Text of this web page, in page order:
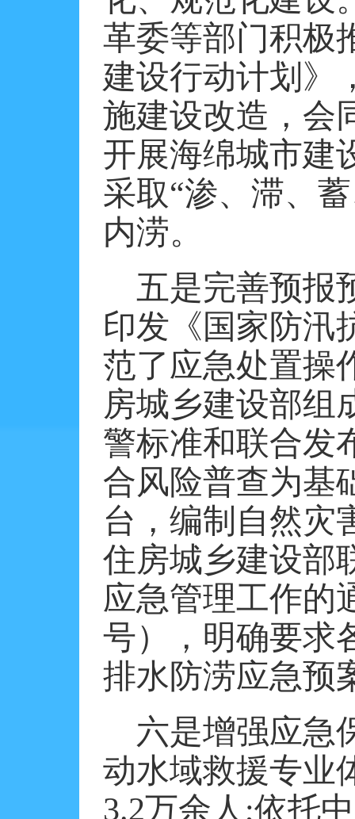
革委等部门积极
建设行动计划》
施建设改造，会
开展海绵城市建
采取“渗、滞、
内涝。
五是完善预报
印发《国家防汛
范了应急处置操
房城乡建设部组
警标准和联合发
合风险普查为基
台，编制自然灾
住房城乡建设部
应急管理工作的
号），明确要求
排水防涝应急预
六是增强应急
动水域救援专业
3.2万余人;依托